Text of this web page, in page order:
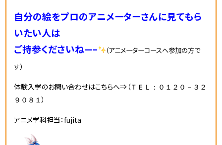
自分の絵をプロのアニメーターさんに見てもら
いたい人は
ご持参くださいね—–
（アニメーターコースへ参加の方で
す）
体験入学のお問い合わせはこちらへ⇒（ＴＥＬ：０１２０－３２
９０８１）
アニメ学科担当：fujita